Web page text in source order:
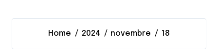
Home 2024 novembre 18